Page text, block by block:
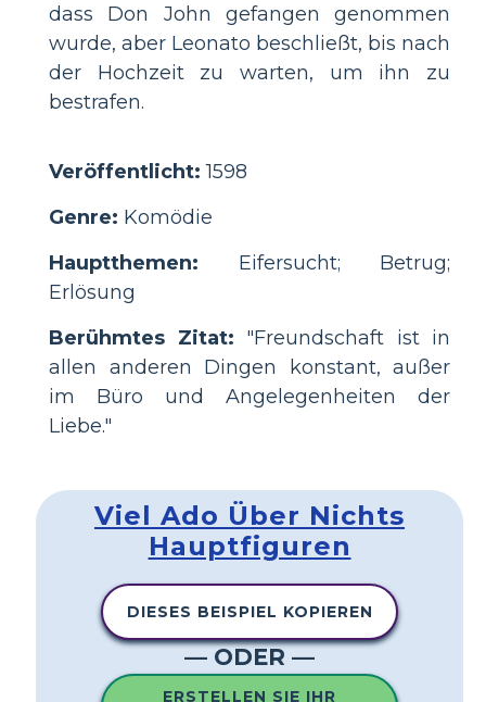
dass Don John gefangen genommen
wurde, aber Leonato beschließt, bis nach
der Hochzeit zu warten, um ihn zu
bestrafen.
Veröffentlicht: 1598
Genre: Komödie
Hauptthemen: Eifersucht; Betrug;
Erlösung
Berühmtes Zitat: "Freundschaft ist in
allen anderen Dingen konstant, außer
im Büro und Angelegenheiten der
Liebe."
Viel Ado Über Nichts
Hauptfiguren
DIESES BEISPIEL KOPIEREN
— ODER —
ERSTELLEN SIE IHR